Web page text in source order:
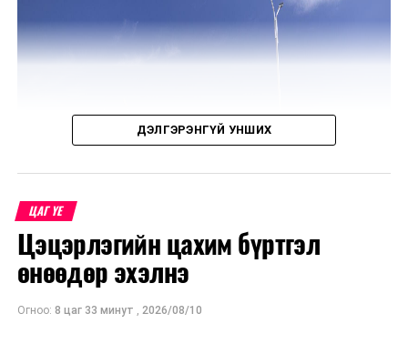
ДЭЛГЭРЭНГҮЙ УНШИХ
ЦАГ ҮЕ
Цэцэрлэгийн цахим бүртгэл
өнөөдөр эхэлнэ
Огноо: 8 цаг 33 минут 2026/08/10